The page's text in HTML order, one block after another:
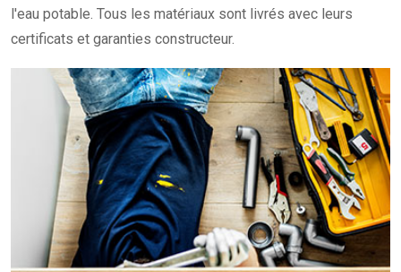
l'eau potable. Tous les matériaux sont livrés avec leurs
certificats et garanties constructeur.